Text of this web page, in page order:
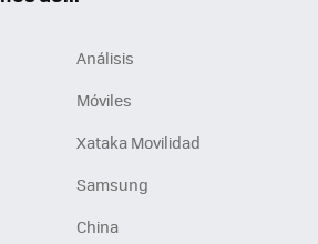
Análisis
Móviles
Xataka Movilidad
Samsung
China